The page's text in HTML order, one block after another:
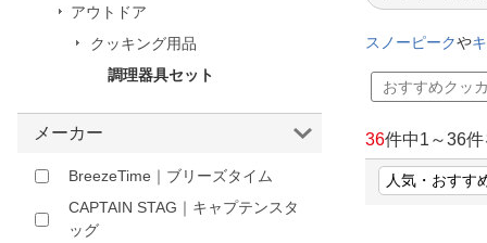
会員メニュー
お買いもの履歴
閲覧履歴
お知らせ
スノーピークや
おすすめクッ
36件中1 ～36件
アウトドア
クッキング用品
調理器具セット
メーカー
BreezeTime｜ブリーズタイム
CAPTAIN STAG｜キャプテンスタ
ッグ